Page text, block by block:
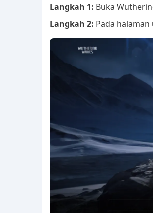
Langkah 1: Buka
Langkah 2: Pada